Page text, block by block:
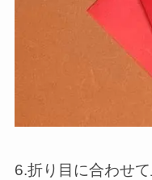
6.折り目に合わせ